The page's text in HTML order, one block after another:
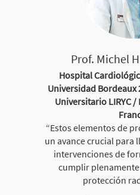
Prof. Michel
Hospital
Universidad
Universitario LIRYC
“Estos elementos de
un avance crucial para
intervenciones de
cumplir
protección